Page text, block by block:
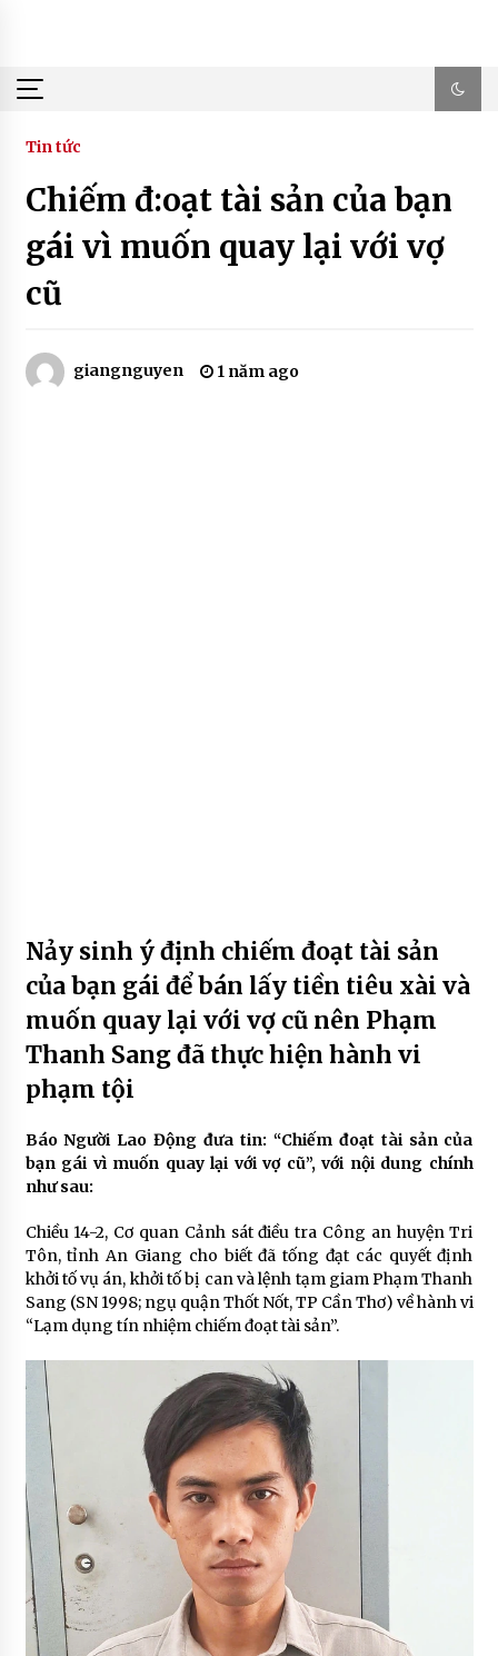
Tin tức
Chiếm đ:oạt tài sản của bạn
gái vì muốn quay lại với vợ
cũ
giangnguyen 1 năm ago
Nảy sinh ý định chiếm đoạt tài sản
của bạn gái để bán lấy tiền tiêu xài và
muốn quay lại với vợ cũ nên Phạm
Thanh Sang đã thực hiện hành vi
phạm tội
Báo Người Lao Động đưa tin: “Chiếm đoạt tài sản của
bạn gái vì muốn quay lại với vợ cũ”, với nội dung chính
như sau:
Chiều 14-2, Cơ quan Cảnh sát điều tra Công an huyện Tri
Tôn, tỉnh An Giang cho biết đã tống đạt các quyết định
khởi tố vụ án, khởi tố bị can và lệnh tạm giam Phạm Thanh
Sang (SN 1998; ngụ quận Thốt Nốt, TP Cần Thơ) về hành vi
“Lạm dụng tín nhiệm chiếm đoạt tài sản”.